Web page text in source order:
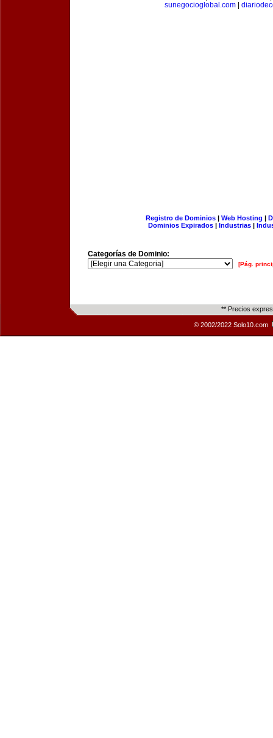
sunegocioglobal.com|
Registro de Dominios| Web Hosting |
Dominios Expirados | Industrias |
Categorías de Dominio:
[Pág.
** Precios
© 2002/2022 Solo10.com